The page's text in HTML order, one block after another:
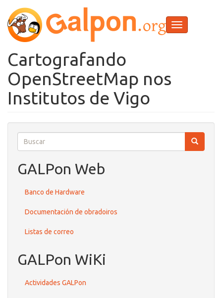
contido
principal
Toggle
navigation
Cartografando
OpenStreetMap nos
Institutos de Vigo
Buscar
Buscar
GALPon Web
Banco de Hardware
Documentación de obradoiros
Listas de correo
GALPon WiKi
Actividades GALPon